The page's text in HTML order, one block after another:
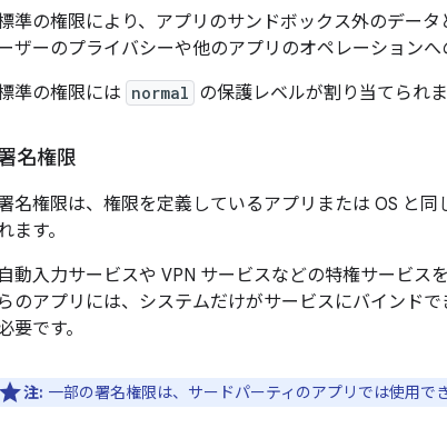
準の権限により、アプリのサンドボックス外のデー
ザーのプライバシーや他のアプリのオペレーションへ
準の権限には normal の保護レベルが割り当てられま
名権限
名権限は、権限を定義しているアプリまたは OS と
ます。
自動入力サービスや VPN サービスなどの特権サービス
らのアプリには、システムだけがサービスにバインド
要です。
注: 一部の署名権限は、サードパーティのアプリでは使用で